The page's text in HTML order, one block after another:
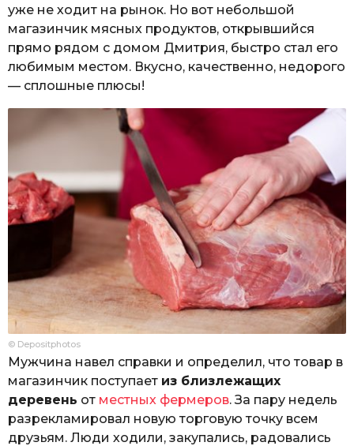
уже не ходит на рынок. Но вот небольшой
магазинчик мясных продуктов, открывшийся
прямо рядом с домом Дмитрия, быстро стал его
любимым местом. Вкусно, качественно, недорого
— сплошные плюсы!
© Depositphotos
Мужчина навел справки и определил, что товар в
магазинчик поступает из близлежащих
деревень от местных фермеров. За пару недель
разрекламировал новую торговую точку всем
друзьям. Люди ходили, закупались, радовались